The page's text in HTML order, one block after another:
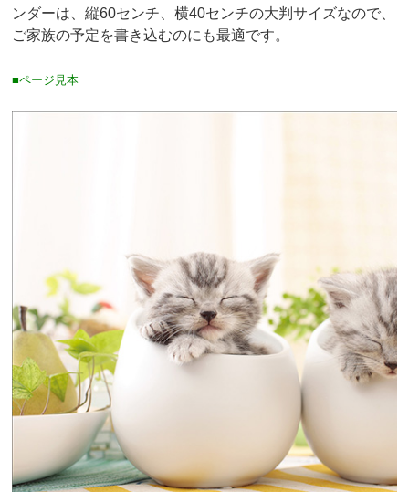
ンダーは、縦60センチ、横40センチの大判サイズなので、
ご家族の予定を書き込むのにも最適です。
■ページ見本